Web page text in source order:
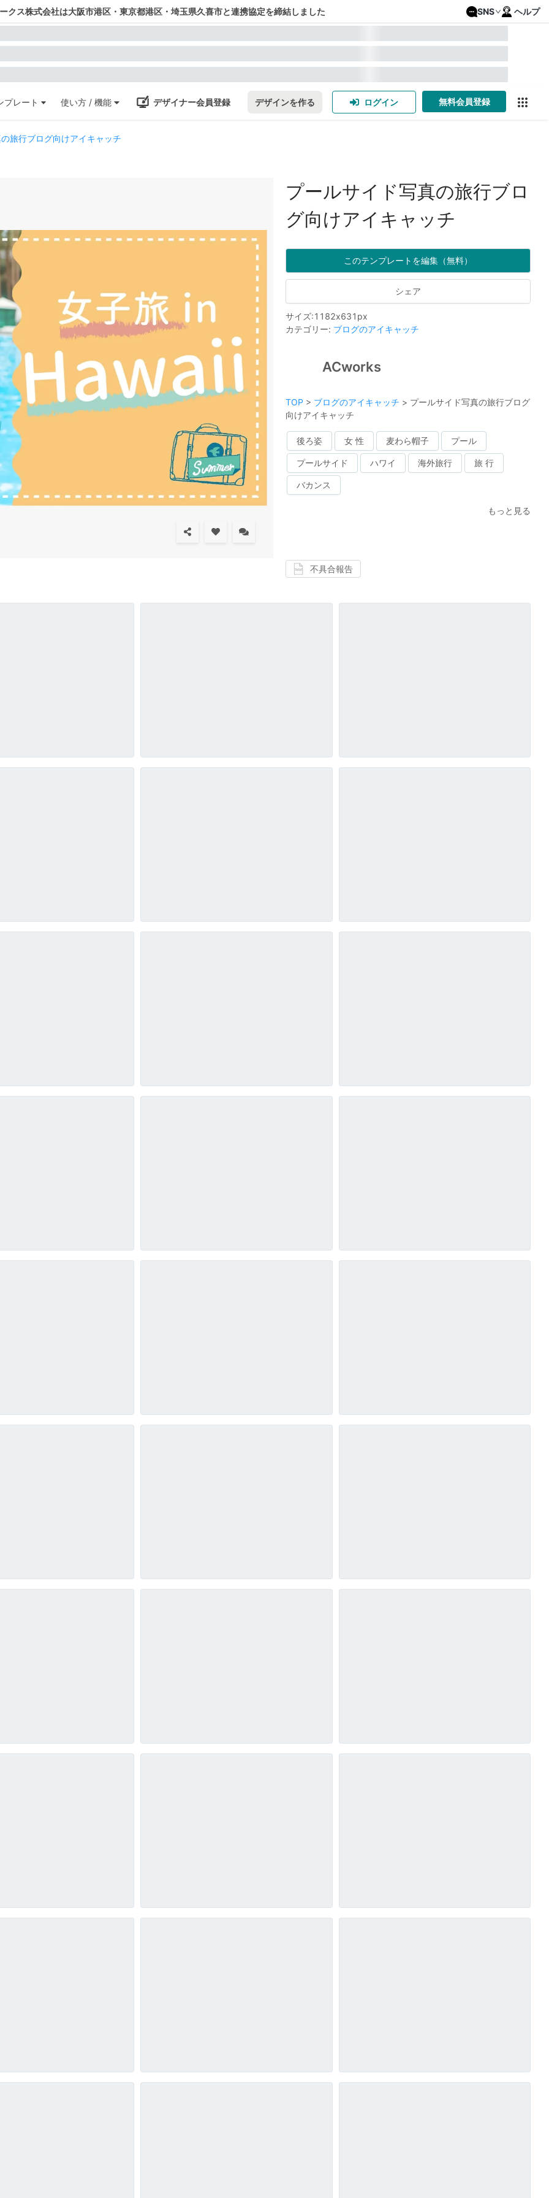
クス株式会社は大阪市港区・東京都港区・埼玉県久喜市と連携協定を締結しました SNS ヘルプ
プレート 使い方 / 機能 デザイナー会員登録 デザインを作る ログイン 無料会員登録
旅行ブログ向けアイキャッチ
プールサイド写真の旅行ブロ
グ向けアイキャッチ
このテンプレートを編集（無料）
シェア
サイズ:1182x631 px
カテゴリー: ブログのアイキャッチ
ACworks
TOP > ブログのアイキャッチ > プールサイド写真の旅行ブログ
向けアイキャッチ
後ろ姿 女 性 麦わら帽子 プール
プールサイド ハワイ 海外旅行 旅 行
バカンス
もっと見る
不具合報告